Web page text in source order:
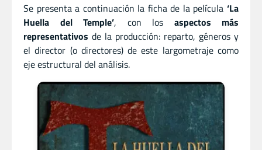
Se presenta a continuación la ficha de la película ‘La
Huella del Temple’, con los aspectos más
representativos de la producción: reparto, géneros y
el director (o directores) de este largometraje como
eje estructural del análisis.